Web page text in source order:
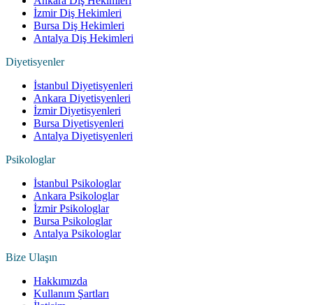
İzmir Diş Hekimleri
Bursa Diş Hekimleri
Antalya Diş Hekimleri
Diyetisyenler
İstanbul Diyetisyenleri
Ankara Diyetisyenleri
İzmir Diyetisyenleri
Bursa Diyetisyenleri
Antalya Diyetisyenleri
Psikologlar
İstanbul Psikologlar
Ankara Psikologlar
İzmir Psikologlar
Bursa Psikologlar
Antalya Psikologlar
Bize Ulaşın
Hakkımızda
Kullanım Şartları